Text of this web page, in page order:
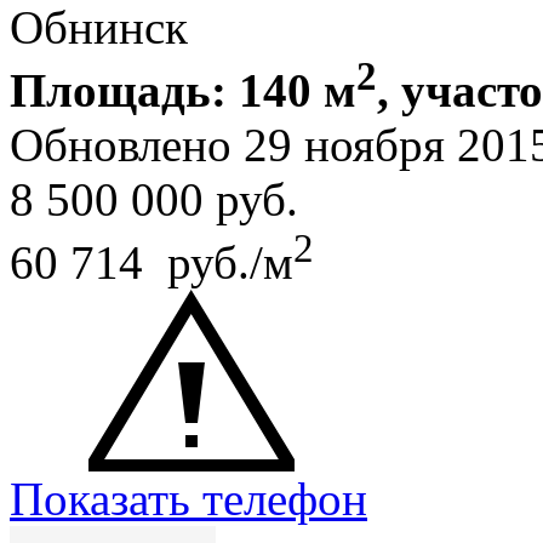
Обнинск
Площадь: 140 м2,
Обновлено 29 ноября
8 500 000 руб.
60 714 руб./м2
Показать телефон